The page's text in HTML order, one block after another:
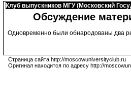
Клуб выпускников МГУ (Московский
Обсуждение
Одновременно были обнародованы два
Страница сайта http://moscowuniversityclub.ru
Оригинал находится по адресу http://